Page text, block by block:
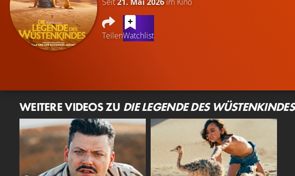
TeilenWatchlist
WEITERE VIDEOS ZU DIE LEGENDE DES WÜSTENKINDES